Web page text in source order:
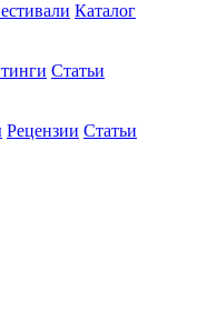
Каталог
Статьи
Рецензии Статьи